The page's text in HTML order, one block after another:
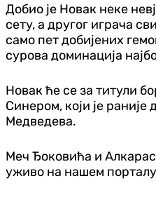
Добио је Новак неке
сету, а другог играча
само пет добијених
сурова доминација
Новак ће се за титули
Синером, који је раније
Медведева.
Меч Ђоковића и
уживо на нашем